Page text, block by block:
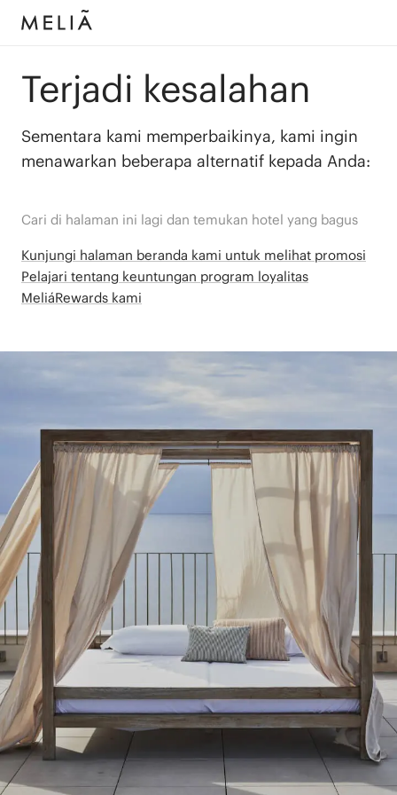
Terjadi kesalahan
Sementara kami memperbaikinya, kami ingin
menawarkan beberapa alternatif kepada Anda:
Cari di halaman ini lagi dan temukan hotel yang bagus
Kunjungi halaman beranda kami untuk melihat promosi
Pelajari tentang keuntungan program loyalitas
MeliáRewards kami